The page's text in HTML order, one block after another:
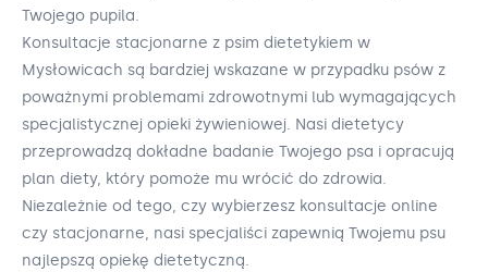
Twojego pupila.
Konsultacje stacjonarne z psim dietetykiem w
Mysłowicach są bardziej wskazane w przypadku psów z
poważnymi problemami zdrowotnymi lub wymagających
specjalistycznej opieki żywieniowej. Nasi dietetycy
przeprowadzą dokładne badanie Twojego psa i opracują
plan diety, który pomoże mu wrócić do zdrowia.
Niezależnie od tego, czy wybierzesz konsultacje online
czy stacjonarne, nasi specjaliści zapewnią Twojemu psu
najlepszą opiekę dietetyczną.